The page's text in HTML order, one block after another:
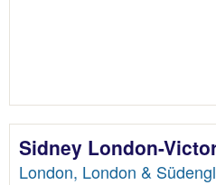
Sidney London-
London, London &